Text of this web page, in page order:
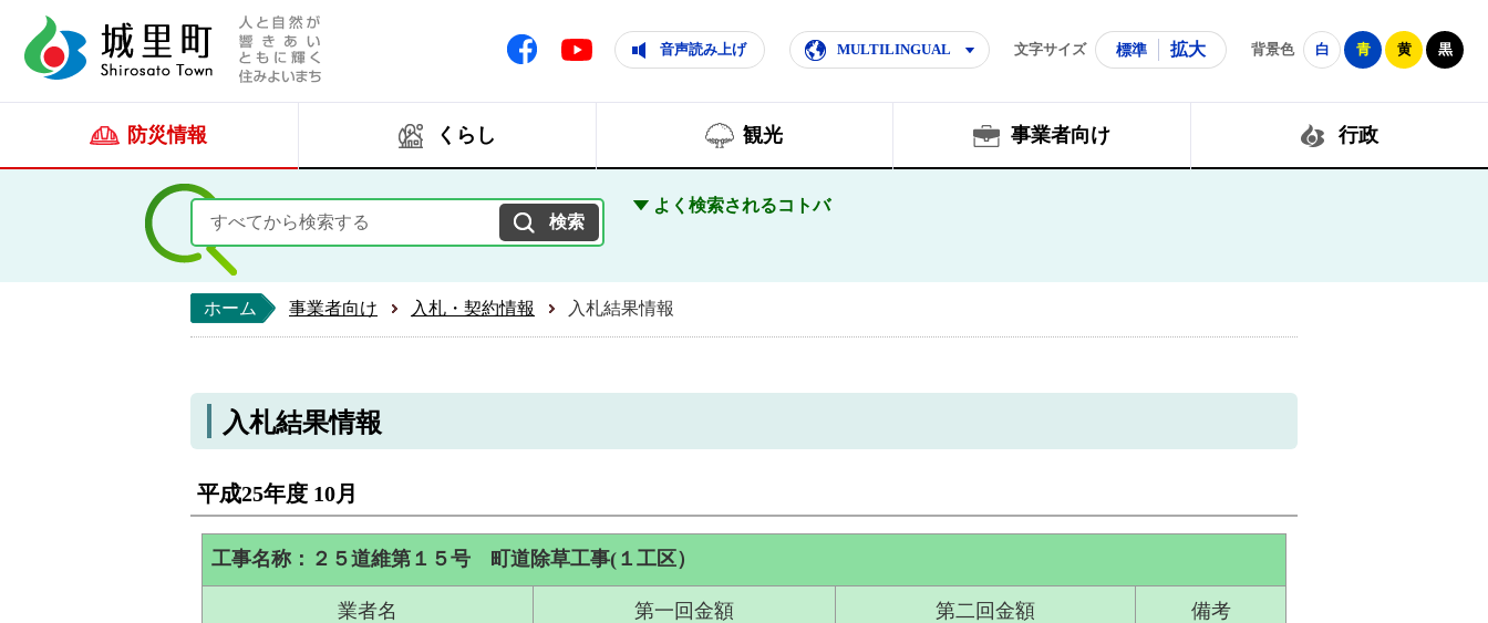
人と自然が響きあいともに輝く住みよいまち
Facebook Youtube 音声読み上げ MULTILINGUAL 文字サイズ 標準 拡大 背景色 白 青 黄 黒
防災情報 くらし 観光 事業者向け 行政
よく検索されるコトバ
ホーム 事業者向け 入札・契約情報 入札結果情報
入札結果情報
平成25年度 10月
工事名称：２５道維第１５号 町道除草工事(１工区）
業者名 第一回金額 第二回金額 備考